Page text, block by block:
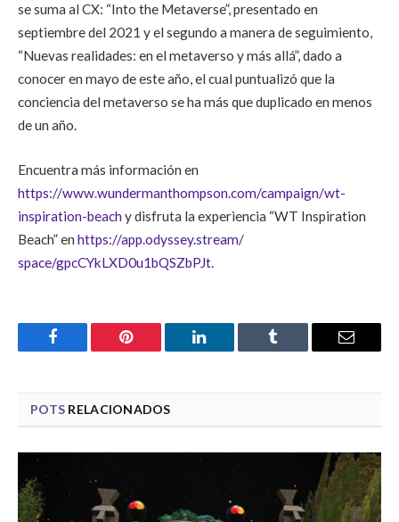
se suma al CX: “Into the Metaverse”, presentado en
septiembre del 2021 y el segundo a manera de seguimiento,
“Nuevas realidades: en el metaverso y más allá”, dado a
conocer en mayo de este año, el cual puntualizó que la
conciencia del metaverso se ha más que duplicado en menos
de un año.
Encuentra más información en
https://www.wundermanthompson.com/campaign/wt-
inspiration-beachy disfruta la experiencia “WT Inspiration
Beach” en https://app.odyssey.stream/
space/gpcCYkLXD0u1bQSZbPJt.
Facebook Pinterest LinkedIn Tumblr Email
POTS RELACIONADOS